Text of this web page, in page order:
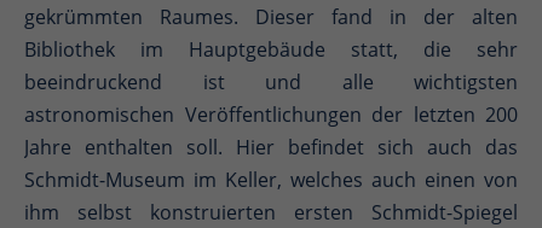
gekrümmten Raumes. Dieser fand in der alten
Bibliothek im Hauptgebäude statt, die sehr
beeindruckend ist und alle wichtigsten
astronomischen Veröffentlichungen der letzten 200
Jahre enthalten soll. Hier befindet sich auch das
Schmidt-Museum im Keller, welches auch einen von
ihm selbst konstruierten ersten Schmidt-Spiegel